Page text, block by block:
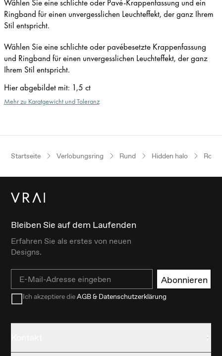
Wählen Sie eine schlichte oder Pavé-Krappenfassung und ein
Ringband für einen unvergesslichen Leuchteffekt, der ganz Ihrem
Stil entspricht.
Wählen Sie eine schlichte oder pavébesetzte Krappenfassung
und Ringband für einen unvergesslichen Leuchteffekt, der ganz
Ihrem Stil entspricht.
Hier abgebildet mit: 1,5 ct
Mehr zu Karatgewicht und Toleranz
Startseite Verlobungsring Rund Hidden halo
Bleiben Sie auf dem Laufenden
Erfahren Sie als erstes von neuen
Designs.
Email Abonnieren
Ich akzeptiere dieAGB & Datenschutzerklärung